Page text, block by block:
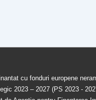
cu fonduri europene
2023 – 2027 (PS 2023 -